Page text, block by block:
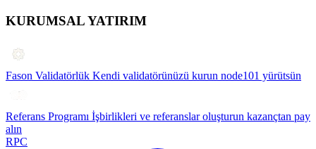
KURUMSAL YATIRIM
Fason Validatörlük Kendi validatörünüzü kurun node101 yürütsün
Referans Programı İşbirlikleri ve referanslar oluşturun kazançtan pay
alın
RPC